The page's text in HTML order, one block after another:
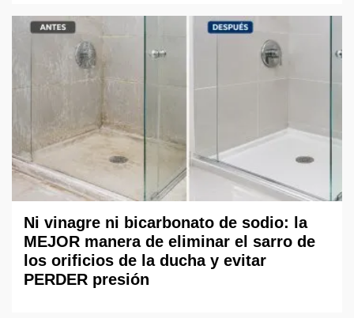
Ni vinagre ni bicarbonato de sodio: la
MEJOR manera de eliminar el sarro de
los orificios de la ducha y evitar
PERDER presión